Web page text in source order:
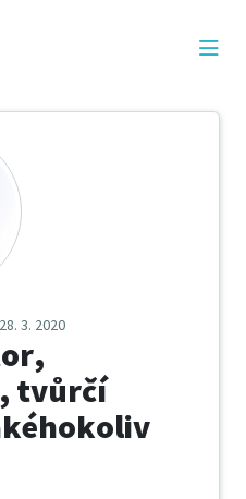
3. 2020
tvůrčí